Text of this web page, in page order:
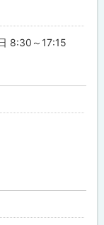
8:30～17:15